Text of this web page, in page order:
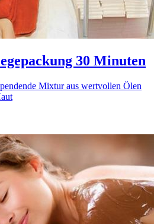
30 Minuten
Mixtur aus wertvollen Ölen